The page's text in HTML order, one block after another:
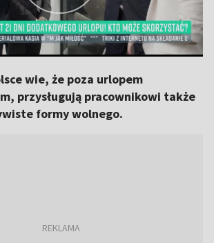
wie, że poza urlopem
przysługują pracownikowi także
formy wolnego.